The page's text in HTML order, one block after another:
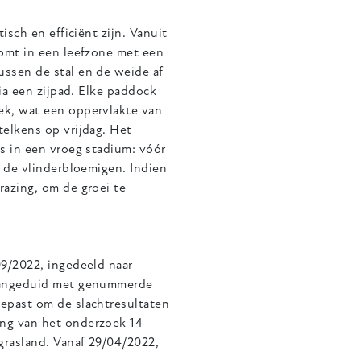
en efficiënt zijn. Vanuit
in een leefzone met een
de stal en de weide af
een zijpad. Elke paddock
wat een oppervlakte van
op vrijdag. Het
in een vroeg stadium: vóór
vlinderbloemigen. Indien
om de groei te
2022, ingedeeld naar
met genummerde
om de slachtresultaten
van het onderzoek 14
Vanaf 29/04/2022,